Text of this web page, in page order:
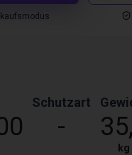
Schutzart
-
kg